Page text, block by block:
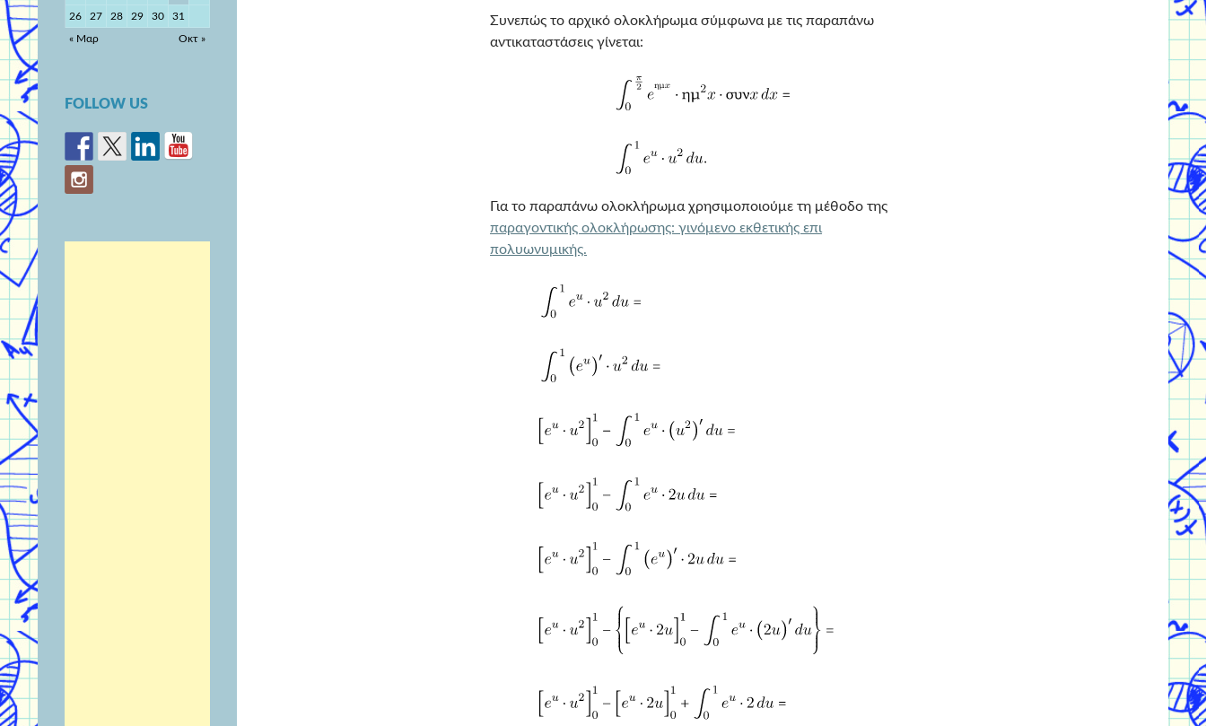
Συνεπώς το αρχικό ολοκλήρωμα σύμφωνα με τις παραπάνω
αντικαταστάσεις γίνεται:
Για το παραπάνω ολοκλήρωμα χρησιμοποιούμε τη μέθοδο της
παραγοντικής ολοκλήρωσης: γινόμενο εκθετικής επι
πολυωνυμικής.
26 27 28 29 30 31
« Μαρ Οκτ »
FOLLOW US